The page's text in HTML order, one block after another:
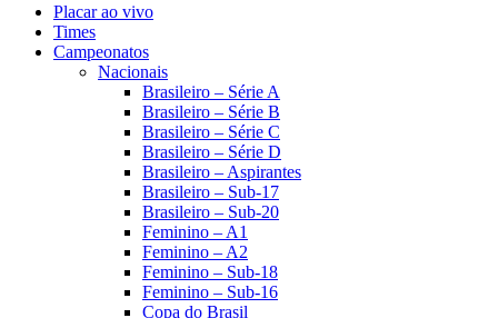
Placar ao vivo
Times
Campeonatos
Nacionais
Brasileiro – Série A
Brasileiro – Série B
Brasileiro – Série C
Brasileiro – Série D
Brasileiro – Aspirantes
Brasileiro – Sub-17
Brasileiro – Sub-20
Feminino – A1
Feminino – A2
Feminino – Sub-18
Feminino – Sub-16
Copa do Brasil